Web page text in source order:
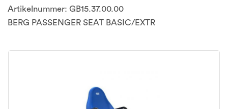
Artikelnummer: GB15.37.00.00
BERG PASSENGER SEAT BASIC/EXTR